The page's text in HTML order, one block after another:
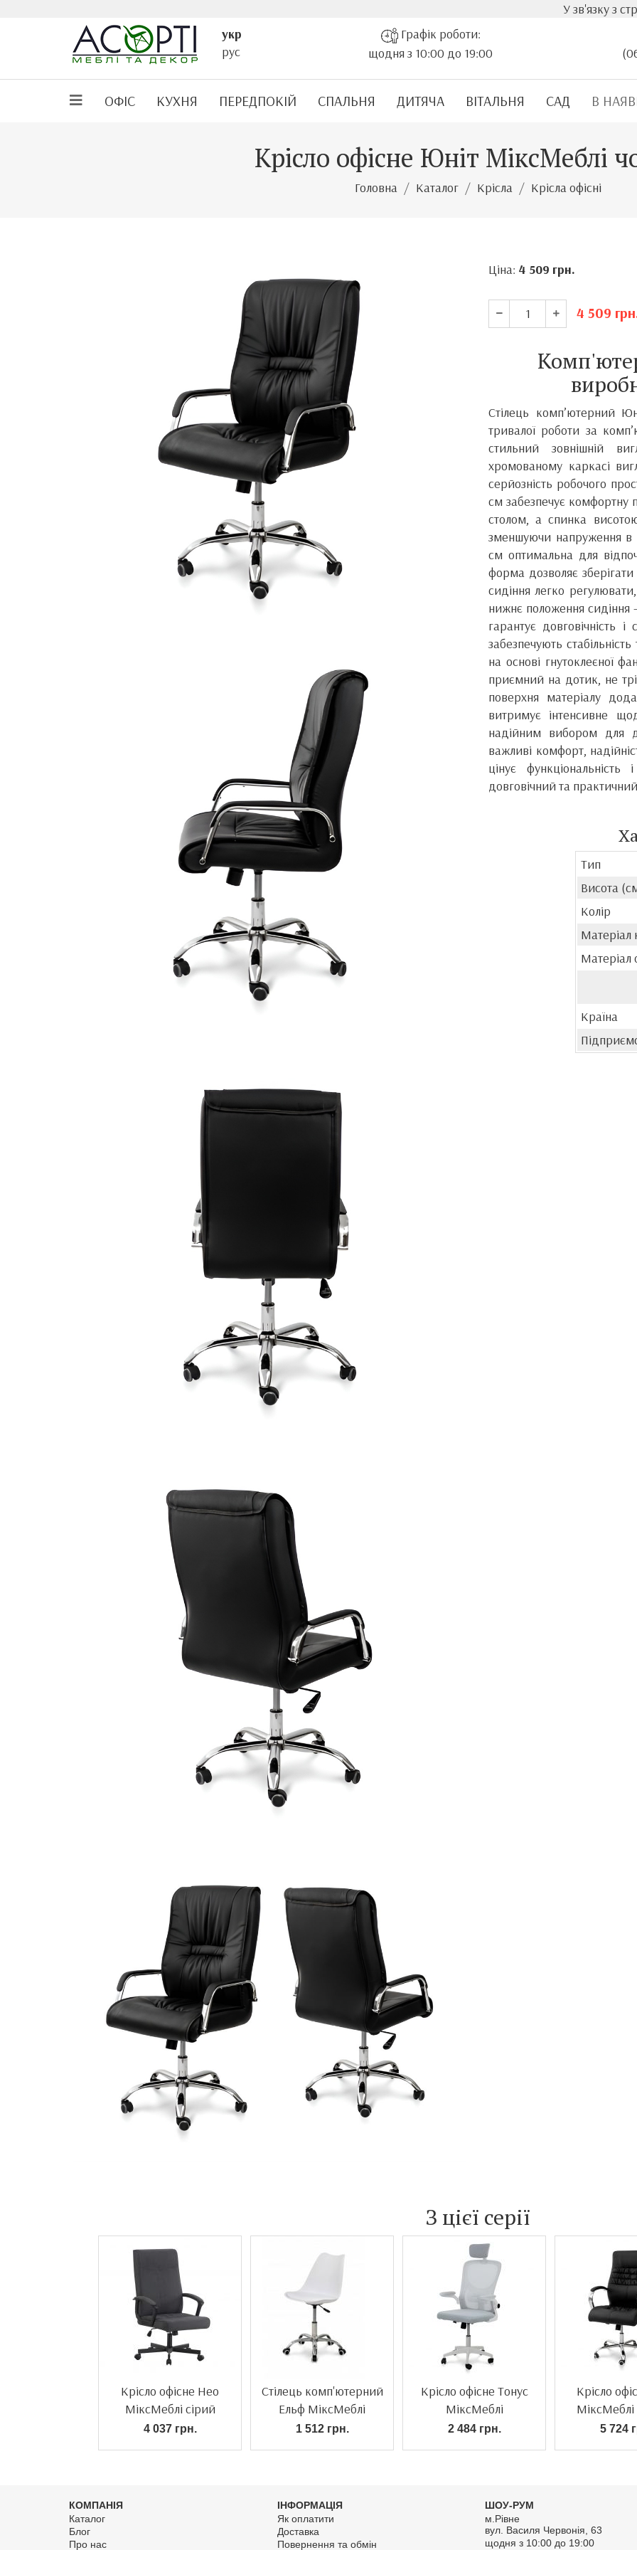
У зв'язку з стрімким
укр
рус
Графік роботи:
щодня з 10:00 до 19:00
ОФІС КУХНЯ ПЕРЕДПОКІЙ СПАЛЬНЯ ДИТЯЧА ВІТАЛЬНЯ САД В
Крісло офісне Юніт МіксМеблі
Головна Каталог Крісла Крісла офісні
Ціна: 4 509 грн.
4 509
Стілець комп’ютерний
тривалої роботи за
стильний зовнішній
хромованому каркасі
серйозність робочого
см забезпечує комфортну
столом, а спинка
зменшуючи напруження в
см оптимальна для
форма дозволяє
сидіння легко
нижнє положення
гарантує довговічність
забезпечують
на основі гнутоклеєної
приємний на дотик, не
поверхня матеріалу
витримує інтенсивне
надійним вибором для
важливі комфорт,
цінує
довговічний та
Тип
Висота
Колір
Матеріал
Матеріал
Країна
З цієї серії
Крісло офісне Нео
МіксМеблі сірий
4 037 грн.
Стілець комп'ютерний
Ельф МіксМеблі
1 512 грн.
Крісло офісне Тонус
МіксМеблі
2 484 грн.
Крісло
5 724
КОМПАНІЯ
Каталог
Блог
Про нас
ІНФОРМАЦІЯ
Як оплатити
Доставка
Повернення та обмін
ШОУ-РУМ
м.Рівне
вул. Василя Червонія, 63
щодня з 10:00 до 19:00